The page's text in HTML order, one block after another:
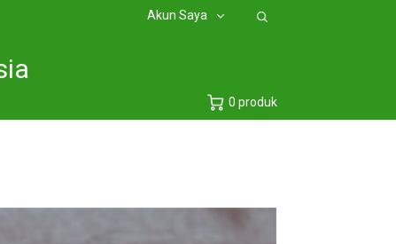
Akun Saya
0 produk